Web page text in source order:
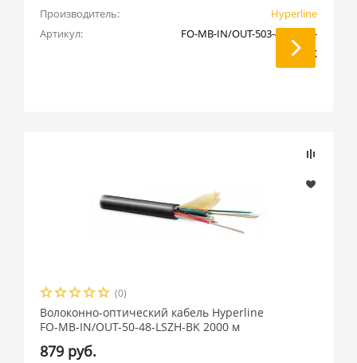
Производитель:
Hyperline
Артикул:
FO-MB-IN/OUT-503-48-LSZH-
BK
(0)
Волоконно-оптический кабель Hyperline
FO-MB-IN/OUT-50-48-LSZH-BK 2000 м
879 руб.